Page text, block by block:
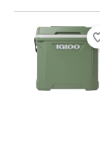
Beoordeling is 10